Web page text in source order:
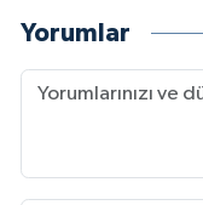
Yorumlar